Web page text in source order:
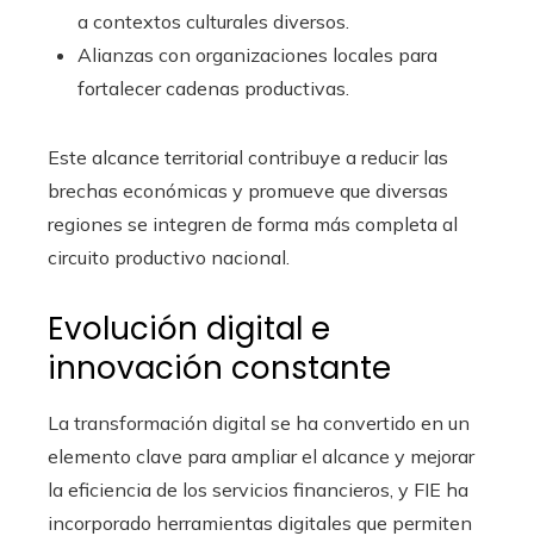
a contextos culturales diversos.
Alianzas con organizaciones locales para
fortalecer cadenas productivas.
Este alcance territorial contribuye a reducir las
brechas económicas y promueve que diversas
regiones se integren de forma más completa al
circuito productivo nacional.
Evolución digital e
innovación constante
La transformación digital se ha convertido en un
elemento clave para ampliar el alcance y mejorar
la eficiencia de los servicios financieros, y FIE ha
incorporado herramientas digitales que permiten